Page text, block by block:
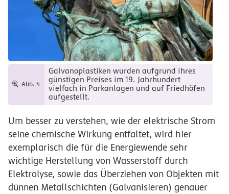
Abb. 4
Galvanoplastiken wurden aufgrund ihres
günstigen Preises im 19. Jahrhundert
vielfach in Parkanlagen und auf Friedhöfen
aufgestellt.
Um besser zu verstehen, wie der elektrische Strom
seine chemische Wirkung entfaltet, wird hier
exemplarisch die für die Energiewende sehr
wichtige Herstellung von Wasserstoff durch
Elektrolyse, sowie das Überziehen von Objekten mit
dünnen Metallschichten (Galvanisieren) genauer